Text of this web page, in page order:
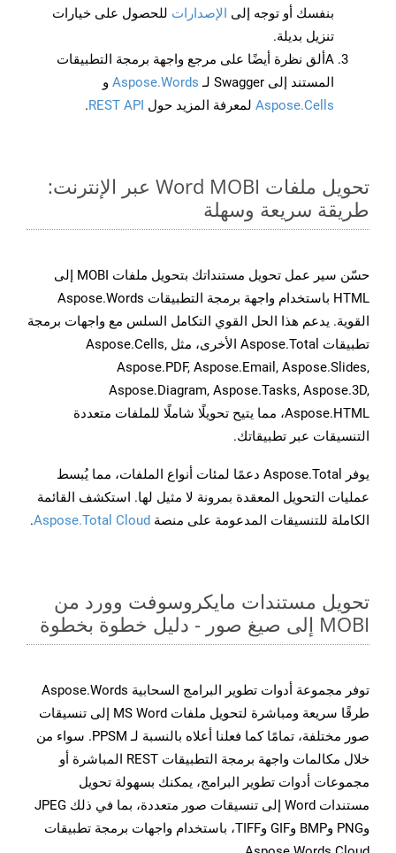
بنفسك أو توجه إلى الإصدارات للحصول على خيارات
تنزيل بديلة.
Aألق نظرة أيضًا على مرجع واجهة برمجة التطبيقات
المستند إلى Swagger لـ
Aspose.Words و
Aspose.Cells لمعرفة المزيد حول REST API
.
تحويل ملفات Word MOBI عبر الإنترنت:
طريقة سريعة وسهلة
حسّن سير عمل تحويل مستنداتك بتحويل ملفات MOBI إلى
HTML باستخدام واجهة برمجة التطبيقات Aspose.Words
القوية. يدعم هذا الحل القوي التكامل السلس مع واجهات برمجة
تطبيقات Aspose.Total الأخرى، مثل Aspose.Cells,
Aspose.PDF, Aspose.Email, Aspose.Slides,
Aspose.Diagram, Aspose.Tasks, Aspose.3D,
Aspose.HTML، مما يتيح تحويلًا شاملًا للملفات متعددة
التنسيقات عبر تطبيقاتك.
يوفر Aspose.Total دعمًا لمئات أنواع الملفات، مما يُبسط
عمليات التحويل المعقدة بمرونة لا مثيل لها. استكشف القائمة
الكاملة للتنسيقات المدعومة على منصة Aspose.Total Cloud
.
تحويل مستندات مايكروسوفت وورد من
MOBI إلى صيغ صور - دليل خطوة بخطوة
توفر مجموعة أدوات تطوير البرامج السحابية Aspose.Words
طرقًا سريعة ومباشرة لتحويل ملفات MS Word إلى تنسيقات
صور مختلفة، تمامًا كما فعلنا أعلاه بالنسبة لـ PPSM. سواء من
خلال مكالمات واجهة برمجة التطبيقات REST المباشرة أو
مجموعات أدوات تطوير البرامج، يمكنك بسهولة تحويل
مستندات Word إلى تنسيقات صور متعددة، بما في ذلك JPEG
وPNG وBMP وGIF وTIFF، باستخدام واجهات برمجة تطبيقات